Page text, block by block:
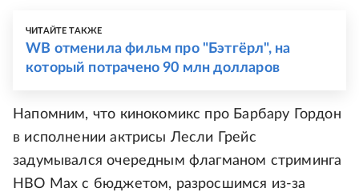
ЧИТАЙТЕ ТАКЖЕ
WB отменила фильм про "Бэтгёрл", на
который потрачено 90 млн долларов
Напомним, что кинокомикс про Барбару Гордон
в исполнении актрисы Лесли Грейс
задумывался очередным флагманом стриминга
HBO Max с бюджетом, разросшимся из-за